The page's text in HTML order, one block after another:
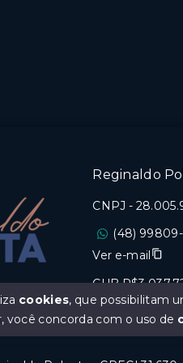
Reginaldo
CNPJ -
(48)
Ver e-mail
CUB
cookies, que possibilitam
você concorda com o uso de